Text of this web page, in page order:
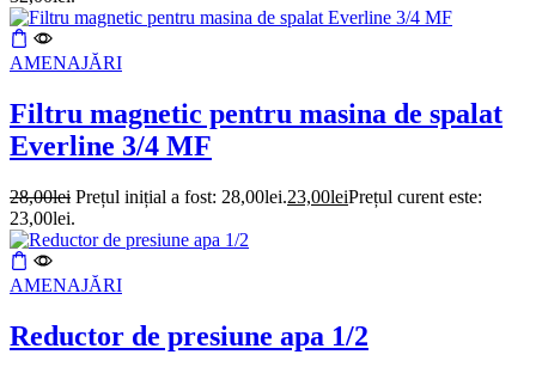
AMENAJĂRI
Filtru magnetic pentru masina de spalat
Everline 3/4 MF
28,00lei Prețul inițial a fost: 28,00lei.23,00leiPrețul curent este:
23,00lei.
AMENAJĂRI
Reductor de presiune apa 1/2